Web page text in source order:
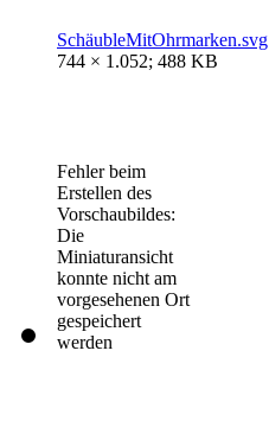
SchäubleMitOhrmarken.svg
744 × 1.052; 488 KB
Fehler beim
Erstellen des
Vorschaubildes:
Die
Miniaturansicht
konnte nicht am
vorgesehenen Ort
gespeichert
werden